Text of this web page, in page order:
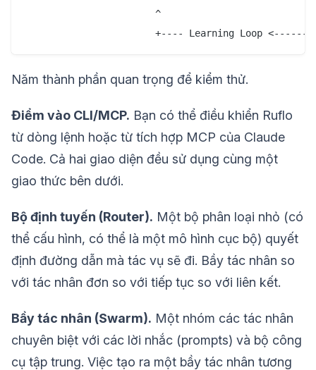
                       ^                          |
Năm thành phần quan trọng để kiểm thử.
Điểm vào CLI/MCP. Bạn có thể điều khiển Ruflo
từ dòng lệnh hoặc từ tích hợp MCP của Claude
Code. Cả hai giao diện đều sử dụng cùng một
giao thức bên dưới.
Bộ định tuyến (Router). Một bộ phân loại nhỏ (có
thể cấu hình, có thể là một mô hình cục bộ) quyết
định đường dẫn mà tác vụ sẽ đi. Bầy tác nhân so
với tác nhân đơn so với tiếp tục so với liên kết.
Bầy tác nhân (Swarm). Một nhóm các tác nhân
chuyên biệt với các lời nhắc (prompts) và bộ công
cụ tập trung. Việc tạo ra một bầy tác nhân tương